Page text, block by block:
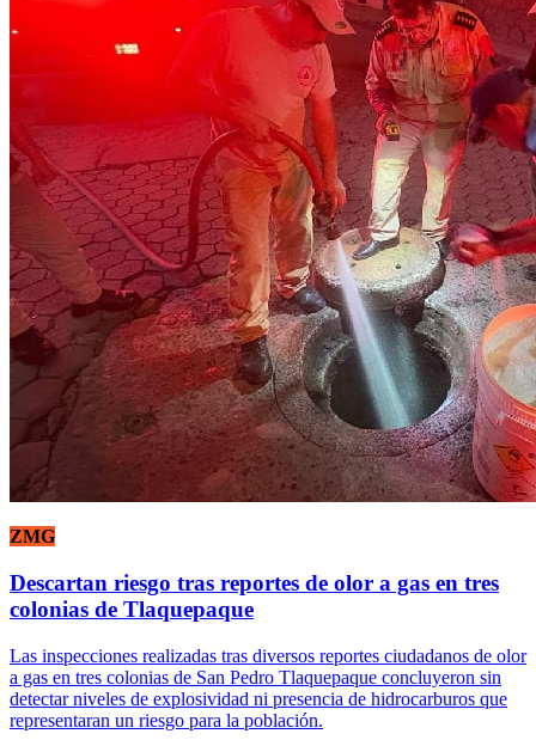
ZMG
Descartan riesgo tras reportes de olor a gas en tres
colonias de Tlaquepaque
Las inspecciones realizadas tras diversos reportes ciudadanos de olor
a gas en tres colonias de San Pedro Tlaquepaque concluyeron sin
detectar niveles de explosividad ni presencia de hidrocarburos que
representaran un riesgo para la población.